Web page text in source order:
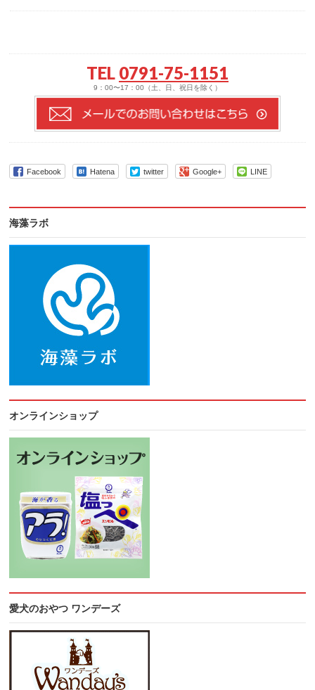
TEL 0791-75-1151
9：00〜17：00（土、日、祝日を除く）
Facebook Hatena twitter Google+ LINE
海藻ラボ
オンラインショップ
愛犬のおやつ ワンデーズ